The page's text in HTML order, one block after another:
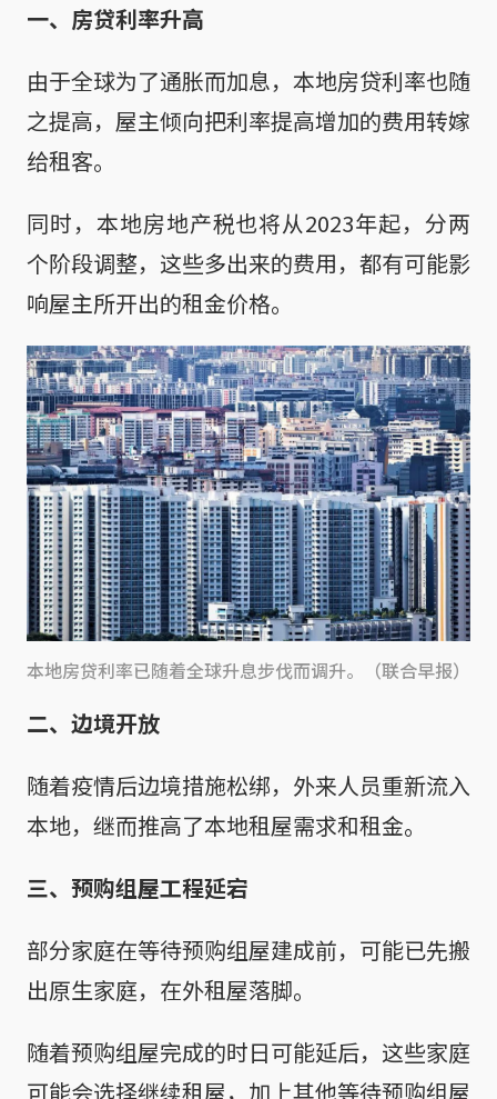
一、房贷利率升高
由于全球为了通胀而加息，本地房贷利率也随
之提高，屋主倾向把利率提高增加的费用转嫁
给租客。
同时，本地房地产税也将从2023年起，分两
个阶段调整，这些多出来的费用，都有可能影
响屋主所开出的租金价格。
本地房贷利率已随着全球升息步伐而调升。（联合早报）
二、边境开放
随着疫情后边境措施松绑，外来人员重新流入
本地，继而推高了本地租屋需求和租金。
三、预购组屋工程延宕
部分家庭在等待预购组屋建成前，可能已先搬
出原生家庭，在外租屋落脚。
随着预购组屋完成的时日可能延后，这些家庭
可能会选择继续租屋，加上其他等待预购组屋